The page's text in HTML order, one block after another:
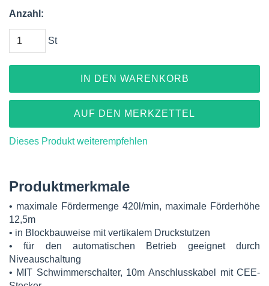
Anzahl:
St
IN DEN WARENKORB
AUF DEN MERKZETTEL
Dieses Produkt weiterempfehlen
Produktmerkmale
• maximale Fördermenge 420l/min, maximale Förderhöhe
12,5m
• in Blockbauweise mit vertikalem Druckstutzen
• für den automatischen Betrieb geeignet durch
Niveauschaltung
• MIT Schwimmerschalter, 10m Anschlusskabel mit CEE-